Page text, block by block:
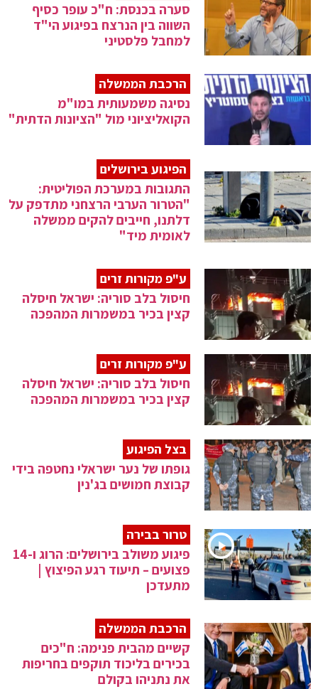
סערה בכנסת: ח"כ עופר כסיף
השווה בין הנרצח בפיגוע הי"ד
למחבל פלסטיני
הרכבת הממשלה
נסיגה משמעותית במו"מ
הקואליציוני מול "הציונות הדתית"
הפיגוע בירושלים
התגובות במערכת הפוליטית:
"הטרור הערבי הרצחני מתדפק על
דלתנו, חייבים להקים ממשלה
לאומית מיד"
ע"פ מקורות זרים
חיסול בלב סוריה: ישראל חיסלה
קצין בכיר במשמרות המהפכה
ע"פ מקורות זרים
חיסול בלב סוריה: ישראל חיסלה
קצין בכיר במשמרות המהפכה
בצל הפיגוע
גופתו של נער ישראלי נחטפה בידי
קבוצת חמושים בג'נין
טרור בבירה
פיגוע משולב בירושלים: הרוג ו-14
פצועים – תיעוד רגע הפיצוץ |
מתעדכן
הרכבת הממשלה
קשיים מהבית פנימה: ח"כים
בכירים בליכוד תוקפים בחריפות
את נתניהו בקולם